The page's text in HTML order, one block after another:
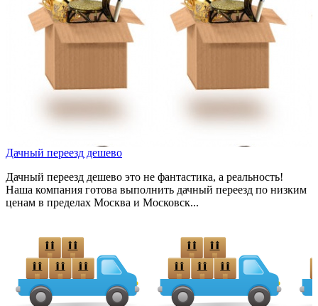
Дачный переезд дешево
Дачный переезд дешево это не фантастика, а реальность!
Наша компания готова выполнить дачный переезд по низким
ценам в пределах Москва и Московск...